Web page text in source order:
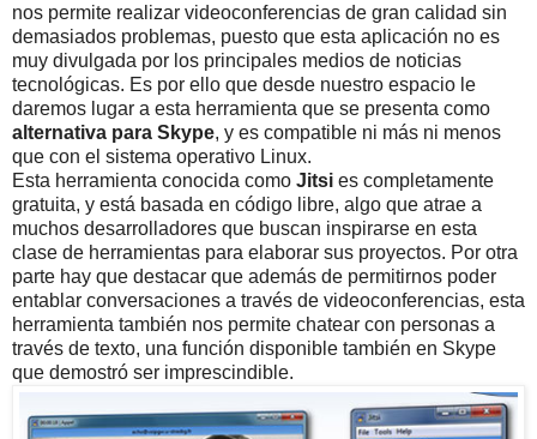
nos permite realizar videoconferencias de gran calidad sin
demasiados problemas, puesto que esta aplicación no es
muy divulgada por los principales medios de noticias
tecnológicas. Es por ello que desde nuestro espacio le
daremos lugar a esta herramienta que se presenta como
alternativa para Skype, y es compatible ni más ni menos
que con el sistema operativo Linux.
Esta herramienta conocida como Jitsi es completamente
gratuita, y está basada en código libre, algo que atrae a
muchos desarrolladores que buscan inspirarse en esta
clase de herramientas para elaborar sus proyectos. Por otra
parte hay que destacar que además de permitirnos poder
entablar conversaciones a través de videoconferencias, esta
herramienta también nos permite chatear con personas a
través de texto, una función disponible también en Skype
que demostró ser imprescindible.